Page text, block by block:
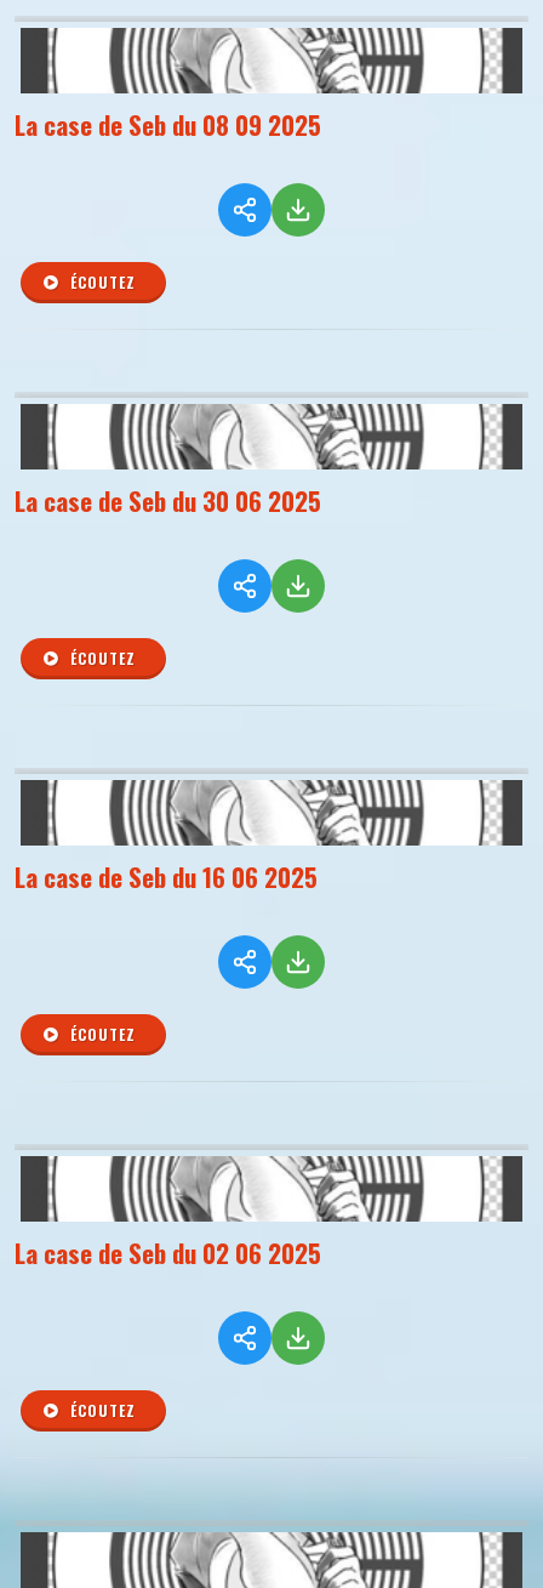
La case de Seb du 08 09 2025
ÉCOUTEZ
La case de Seb du 30 06 2025
ÉCOUTEZ
La case de Seb du 16 06 2025
ÉCOUTEZ
La case de Seb du 02 06 2025
ÉCOUTEZ